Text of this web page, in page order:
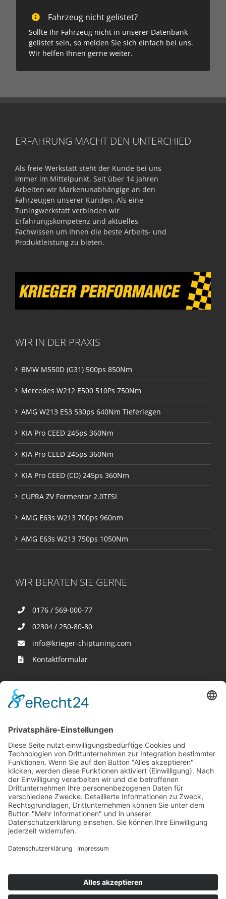
Fahrzeug nicht gelistet?
Sollte Ihr Fahr­zeug nicht in unserer Daten­bank
gelis­tet sein, so melden Sie sich einfach bei uns.
Wir helfen Ihnen gerne weiter.
ERFAHRUNG MACHT DEN UNTERCHIED
Als freie Werkstatt steht der Kunde bei uns
immer im Mittelpunkt. Seit über 14 Jahren
Arbeiten wir Markenunabhängige an den
Fahrzeugen unserer Kunden. Als eine
Tuningwerkstatt verbinden wir
Erfahrungskompetenz und aktuelles
Fachwissen um Ihnen die beste Arbeits- und
Produktleistung zu bieten.
WIR IN DER PRAXIS
BMW M550D (G31) 500ps 850Nm
Mercedes W212 E500 510Ps 750Nm
AMG W213 E53 530ps 640Nm Tieferlegen
KIA Pro CEED 245ps 360Nm
KIA Pro CEED 245ps 360Nm
KIA Pro CEED (CD) 245ps 360Nm
CUPRA ZV Formentor 2.0TFSI
AMG E63s W213 700ps 960nm
AMG E63s W213 750ps 1050Nm
WIR BERATEN SIE GERNE
0176 / 569-000-77
02304 / 250-80-80
info@krieger-chiptuning.com
Kontaktformular
Wir sind hier
Krieger-Performance
Binnerheide 10
58239 Schwerte
Öffnungszeiten
MO - FR 10:00 Uhr – 18:00 Uhr
SA - 10:00 Uhr – 13:00 Uhr